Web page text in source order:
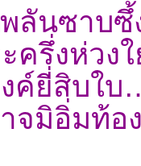
ลันซาบ
ครึ่งห่ว
ค์ยี่สิบใ
จมิอิ่มท้